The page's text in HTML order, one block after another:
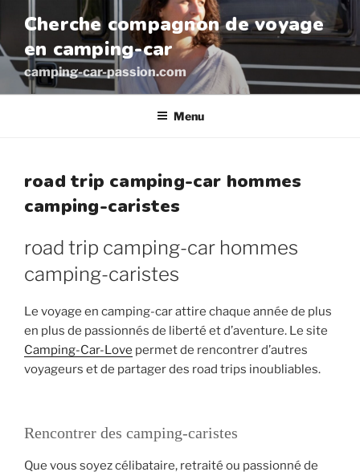
contenu
principal
Cherche compagnon de voyage
en camping-car
camping-car-passion.com
Menu
road trip camping-car hommes
camping-caristes
road trip camping-car hommes
camping-caristes
Le voyage en camping-car attire chaque année de plus
en plus de passionnés de liberté et d’aventure. Le site
Camping-Car-Love permet de rencontrer d’autres
voyageurs et de partager des road trips inoubliables.
Rencontrer des camping-caristes
Que vous soyez célibataire, retraité ou passionné de